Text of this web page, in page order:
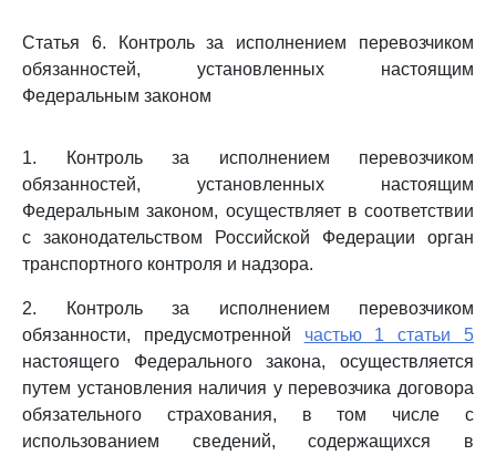
Статья 6. Контроль за исполнением перевозчиком
обязанностей, установленных настоящим
Федеральным законом
1. Контроль за исполнением перевозчиком
обязанностей, установленных настоящим
Федеральным законом, осуществляет в соответствии
с законодательством Российской Федерации орган
транспортного контроля и надзора.
2. Контроль за исполнением перевозчиком
обязанности, предусмотренной частью 1 статьи 5
настоящего Федерального закона, осуществляется
путем установления наличия у перевозчика договора
обязательного страхования, в том числе с
использованием сведений, содержащихся в